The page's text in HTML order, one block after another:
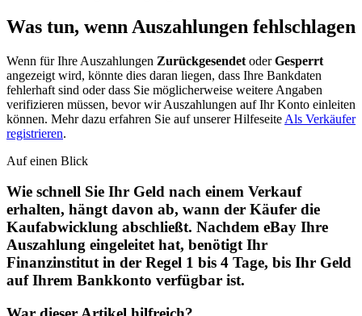
Was tun, wenn Auszahlungen fehlschlagen
Wenn für Ihre Auszahlungen Zurückgesendet oderGesperrt
angezeigt wird, könnte dies daran liegen, dass Ihre Bankdaten
fehlerhaft sind oder dass Sie möglicherweise weitere Angaben
verifizieren müssen, bevor wir Auszahlungen auf Ihr Konto einleiten
können. Mehr dazu erfahren Sie auf unserer Hilfeseite Als Verkäufer
registrieren.
Auf einen Blick
Wie schnell Sie Ihr Geld nach einem Verkauf
erhalten, hängt davon ab, wann der Käufer die
Kaufabwicklung abschließt. Nachdem eBay Ihre
Auszahlung eingeleitet hat, benötigt Ihr
Finanzinstitut in der Regel 1 bis 4 Tage, bis Ihr Geld
auf Ihrem Bankkonto verfügbar ist.